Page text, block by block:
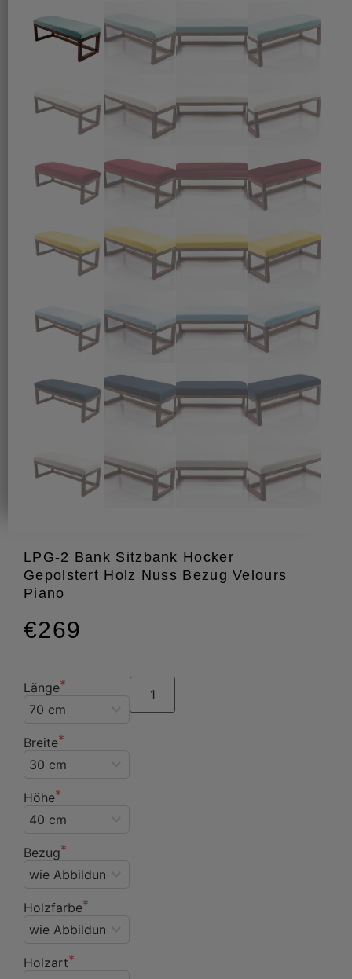
LPG-2 Bank Sitzbank Hocker
Gepolstert Holz Nuss Bezug Velours
Piano
€269
Länge
Breite
Höhe
Bezug
Holzfarbe
Holzart